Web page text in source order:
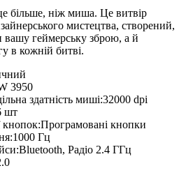
більше, ніж миша. Це витвір
мистецтва, створений,
геймерську зброю, а й
в кожній битві.
3950
здатність миші:32000 dpi
шт
кнопок:Програмовані кнопки
000 Гц
Bluetooth, Радіо 2.4 ГГц